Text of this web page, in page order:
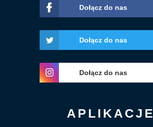
Dołącz do nas
Dołącz do nas
Dołącz do nas
APLIKACJE